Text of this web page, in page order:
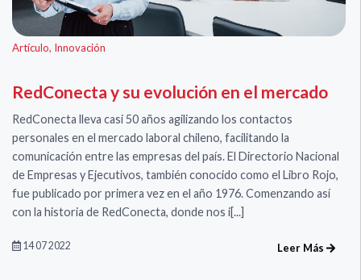
Artículo, Innovación
RedConecta y su evolución en el mercado
RedConecta lleva casi 50 años agilizando los contactos
personales en el mercado laboral chileno, facilitando la
comunicación entre las empresas del país. El Directorio Nacional
de Empresas y Ejecutivos, también conocido como el Libro Rojo,
fue publicado por primera vez en el año 1976. ​​​​​​​Comenzando así
con la historia de RedConecta, donde nos i[...]
14 07 2022 Leer Más